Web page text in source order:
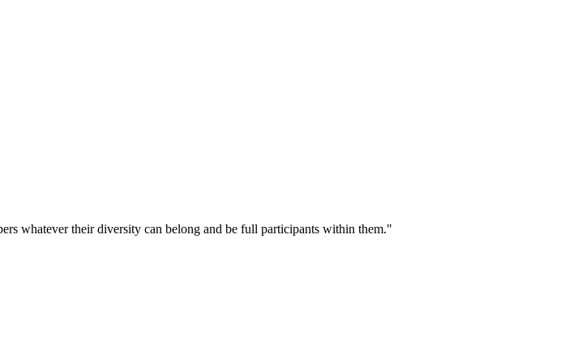
whatever their diversity can belong and be full participants within them."